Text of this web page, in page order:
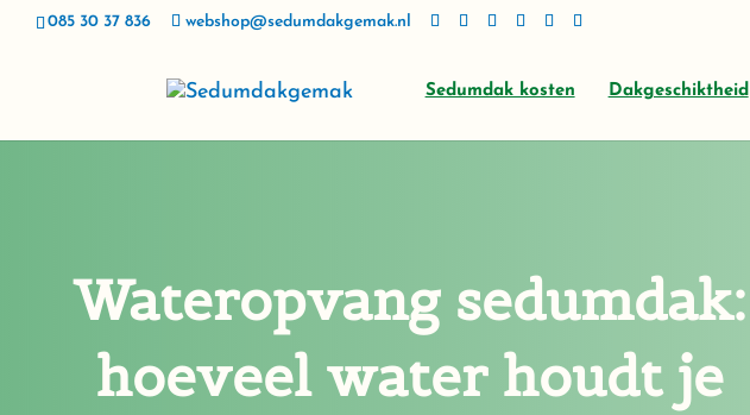
085 30 37 836 webshop@sedumdakgemak.nl
Sedumdak kosten Dakgeschiktheid
Wateropvang sedumdak:
hoeveel water houdt je